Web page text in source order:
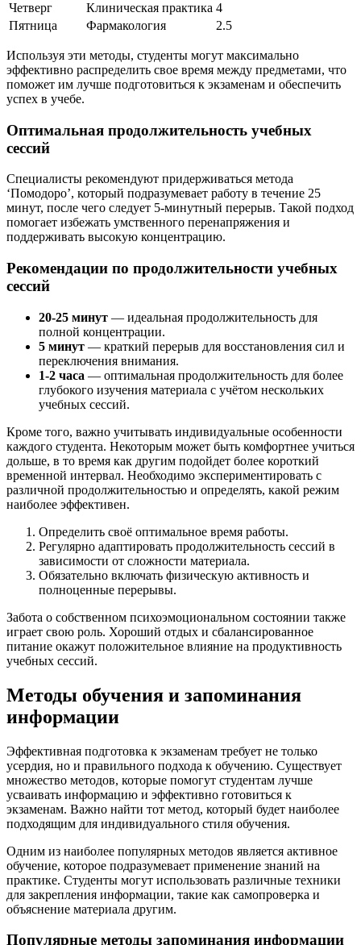
Четверг Клиническая практика 4
Пятница
Фармакология 2.5
Используя эти методы, студенты могут максимально
эффективно распределить свое время между предметами, что
поможет им лучше подготовиться к экзаменам и обеспечить
успех в учебе.
Оптимальная продолжительность учебных
сессий
Специалисты рекомендуют придерживаться метода
‘Помодоро’, который подразумевает работу в течение 25
минут, после чего следует 5-минутный перерыв. Такой подход
помогает избежать умственного перенапряжения и
поддерживать высокую концентрацию.
Рекомендации по продолжительности учебных
сессий
20-25 минут — идеальная продолжительность для
полной концентрации.
5 минут — краткий перерыв для восстановления сил и
переключения внимания.
1-2 часа — оптимальная продолжительность для более
глубокого изучения материала с учётом нескольких
учебных сессий.
Кроме того, важно учитывать индивидуальные особенности
каждого студента. Некоторым может быть комфортнее учиться
дольше, в то время как другим подойдет более короткий
временной интервал. Необходимо экспериментировать с
различной продолжительностью и определять, какой режим
наиболее эффективен.
Определить своё оптимальное время работы.
Регулярно адаптировать продолжительность сессий в
зависимости от сложности материала.
Обязательно включать физическую активность и
полноценные перерывы.
Забота о собственном психоэмоциональном состоянии также
играет свою роль. Хороший отдых и сбалансированное
питание окажут положительное влияние на продуктивность
учебных сессий.
Методы обучения и запоминания
информации
Эффективная подготовка к экзаменам требует не только
усердия, но и правильного подхода к обучению. Существует
множество методов, которые помогут студентам лучше
усваивать информацию и эффективно готовиться к
экзаменам. Важно найти тот метод, который будет наиболее
подходящим для индивидуального стиля обучения.
Одним из наиболее популярных методов является активное
обучение, которое подразумевает применение знаний на
практике. Студенты могут использовать различные техники
для закрепления информации, такие как самопроверка и
объяснение материала другим.
Популярные методы запоминания информации